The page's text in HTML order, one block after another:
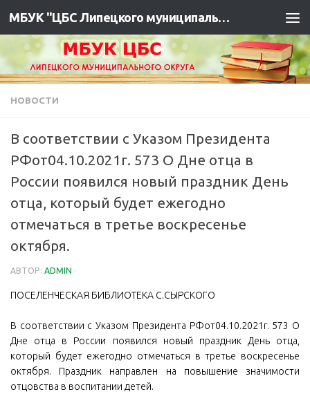
МБУК "ЦБС Липецкого муниципального района"
НОВОСТИ
В соответствии с Указом Президента
РФот04.10.2021г. 573 О Дне отца в
России появился новый праздник День
отца, который будет ежегодно
отмечаться в третье воскресенье
октября.
АВТОР: ADMIN ·
ПОСЕЛЕНЧЕСКАЯ БИБЛИОТЕКА С.СЫРСКОГО
В соответствии с Указом Президента РФот04.10.2021г. 573 О
Дне отца в России появился новый праздник День отца,
который будет ежегодно отмечаться в третье воскресенье
октября. Праздник направлен на повышение значимости
отцовства в воспитании детей.